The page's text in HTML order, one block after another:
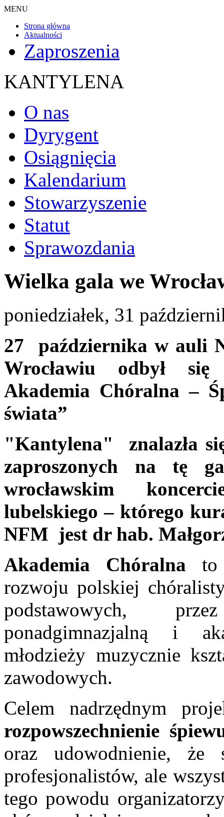
MENU
Strona główna
Aktualności
Zaproszenia
KANTYLENA
O nas
Dyrygent
Osiągnięcia
Kalendarium
Stowarzyszenie
Statut
Sprawozdania
Wielka gala we
poniedziałek, 31
27 października w auli
Wrocławiu odbył
Akademia Chóralna –
świata”
"Kantylena" znalazła
zaproszonych na tę
wrocławskim
lubelskiego – którego
NFM jest dr hab.
Akademia Chóralna to
rozwoju polskiej
podstawowych,
ponadgimnazjalną i
młodzieży muzycznie
zawodowych.
Celem nadrzędnym
rozpowszechnienie
oraz udowodnienie,
profesjonalistów, ale
tego powodu